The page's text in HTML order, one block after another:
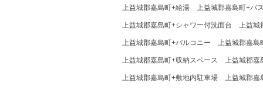
上益城郡嘉島町+給湯 上益城郡嘉島町+バ
上益城郡嘉島町+シャワー付洗面台 上益城
上益城郡嘉島町+バルコニー 上益城郡嘉島
上益城郡嘉島町+収納スペース 上益城郡嘉
上益城郡嘉島町+敷地内駐車場 上益城郡嘉